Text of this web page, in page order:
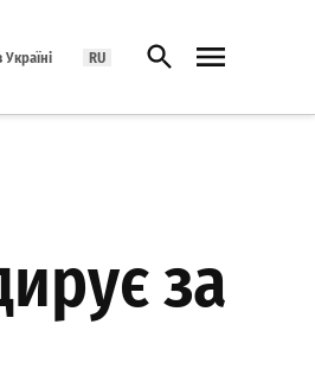
Україні RU Відкрити пошук
за